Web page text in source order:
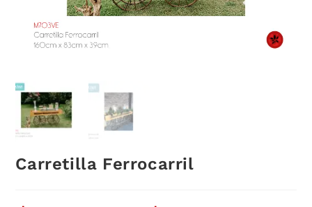
Carretilla Ferrocarril